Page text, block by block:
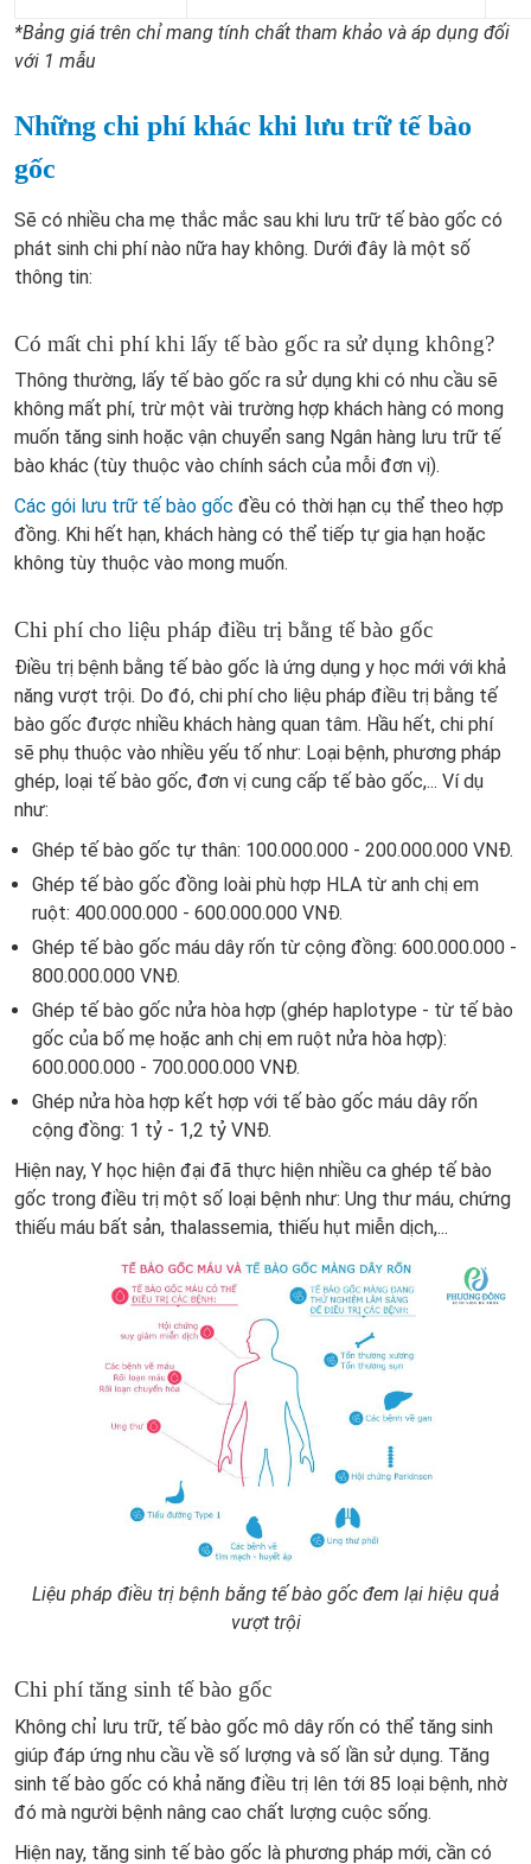
*Bảng giá trên chỉ mang tính chất tham khảo và áp dụng đối
với 1 mẫu
Những chi phí khác khi lưu trữ tế bào
gốc
Sẽ có nhiều cha mẹ thắc mắc sau khi lưu trữ tế bào gốc có
phát sinh chi phí nào nữa hay không. Dưới đây là một số
thông tin:
Có mất chi phí khi lấy tế bào gốc ra sử dụng không?
Thông thường, lấy tế bào gốc ra sử dụng khi có nhu cầu sẽ
không mất phí, trừ một vài trường hợp khách hàng có mong
muốn tăng sinh hoặc vận chuyển sang Ngân hàng lưu trữ tế
bào khác (tùy thuộc vào chính sách của mỗi đơn vị).
Các gói lưu trữ tế bào gốc đều có thời hạn cụ thể theo hợp
đồng. Khi hết hạn, khách hàng có thể tiếp tự gia hạn hoặc
không tùy thuộc vào mong muốn.
Chi phí cho liệu pháp điều trị bằng tế bào gốc
Điều trị bệnh bằng tế bào gốc là ứng dụng y học mới với khả
năng vượt trội. Do đó, chi phí cho liệu pháp điều trị bằng tế
bào gốc được nhiều khách hàng quan tâm. Hầu hết, chi phí
sẽ phụ thuộc vào nhiều yếu tố như: Loại bệnh, phương pháp
ghép, loại tế bào gốc, đơn vị cung cấp tế bào gốc,... Ví dụ
như:
Ghép tế bào gốc tự thân: 100.000.000 - 200.000.000 VNĐ.
Ghép tế bào gốc đồng loài phù hợp HLA từ anh chị em
ruột: 400.000.000 - 600.000.000 VNĐ.
Ghép tế bào gốc máu dây rốn từ cộng đồng: 600.000.000 -
800.000.000 VNĐ.
Ghép tế bào gốc nửa hòa hợp (ghép haplotype - từ tế bào
gốc của bố mẹ hoặc anh chị em ruột nửa hòa hợp):
600.000.000 - 700.000.000 VNĐ.
Ghép nửa hòa hợp kết hợp với tế bào gốc máu dây rốn
cộng đồng: 1 tỷ - 1,2 tỷ VNĐ.
Hiện nay, Y học hiện đại đã thực hiện nhiều ca ghép tế bào
gốc trong điều trị một số loại bệnh như: Ung thư máu, chứng
thiếu máu bất sản, thalassemia, thiếu hụt miễn dịch,...
Liệu pháp điều trị bệnh bằng tế bào gốc đem lại hiệu quả
vượt trội
Chi phí tăng sinh tế bào gốc
Không chỉ lưu trữ, tế bào gốc mô dây rốn có thể tăng sinh
giúp đáp ứng nhu cầu về số lượng và số lần sử dụng. Tăng
sinh tế bào gốc có khả năng điều trị lên tới 85 loại bệnh, nhờ
đó mà người bệnh nâng cao chất lượng cuộc sống.
Hiện nay, tăng sinh tế bào gốc là phương pháp mới, cần có